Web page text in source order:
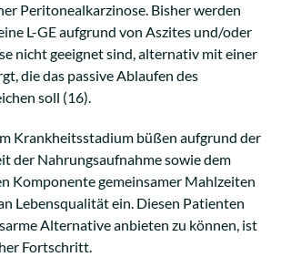
Peritonealkarzinose. Bisher werden
L-GE aufgrund von Aszites und/oder
nicht geeignet sind, alternativ mit einer
die das passive Ablaufen des
soll (16).
Krankheitsstadium büßen aufgrund der
der Nahrungsaufnahme sowie dem
Komponente gemeinsamer Mahlzeiten
Lebensqualität ein. Diesen Patienten
Alternative anbieten zu können, ist
Fortschritt.